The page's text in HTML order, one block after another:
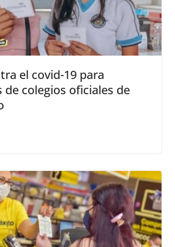
el covid-19 para
colegios oficiales de